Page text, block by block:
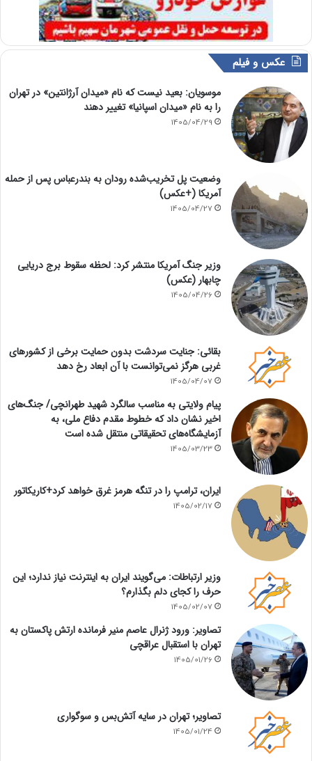
عکس و فیلم
موسویان: بعید نیست که نام «میدان آرژانتین» در تهران
را به نام «میدان اسپانیا» تغییر دهند
1405/04/29
وضعیت پل تخریب‌شده رودان به بندرعباس پس از حمله
آمریکا (+عکس)
1405/04/27
وزیر جنگ آمریکا منتشر کرد: لحظه سقوط برج دریایی
چابهار (عکس)
1405/04/26
بقائی: جنایت سردشت بدون حمایت برخی از کشورهای
غربی هرگز نمی‌توانست با آن ابعاد رخ دهد
1405/04/07
پیام ولایتی به مناسب سالگرد شهید طهرانچی/ جنگ‌های
اخیر نشان داد که خطوط مقدم دفاع ملی، به
آزمایشگاه‌های تحقیقاتی منتقل شده است
1405/03/23
ایران، ترامپ را در تنگه هرمز غرق خواهد کرد+کاریکاتور
1405/02/17
وزیر ارتباطات: می‌گویند ایران به اینترنت نیاز ندارد؛ این
حرف را کجای دلم بگذارم؟
1405/02/07
تصاویر: ورود ژنرال عاصم منیر فرمانده ارتش پاکستان به
تهران با استقبال عراقچی
1405/01/26
تصاویر؛ تهران در سایه آتش‌بس و سوگواری
1405/01/24